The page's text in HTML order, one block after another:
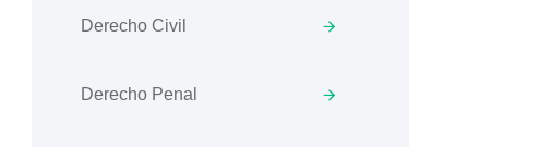
Derecho Civil
Derecho Penal